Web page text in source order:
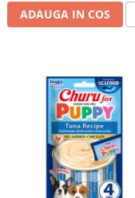
ADAUGA IN COS